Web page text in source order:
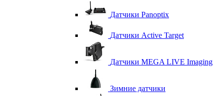
Датчики Panoptix
Датчики Active Target
Датчики MEGA LIVE Imaging
Зимние датчики